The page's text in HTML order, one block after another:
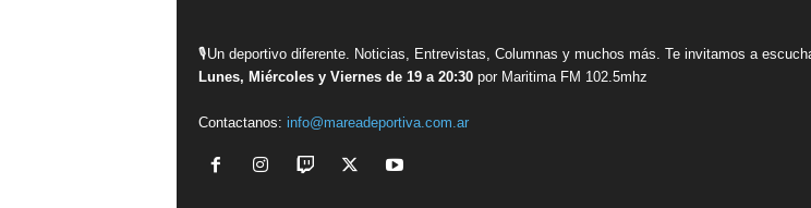
🎙Un deportivo diferente. Noticias, Entrevistas, Columnas y muchos más. Te invitamos a
Lunes, Miércoles y Viernes de 19 a 20:30por Maritima FM 102.5mhz
Contactanos: info@mareadeportiva.com.ar